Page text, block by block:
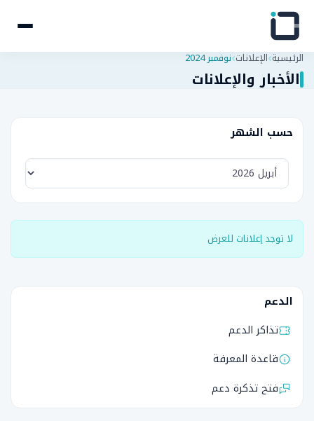
الرئيسية الإعلانات نوفمبر 2024
الأخبار والإعلانات
حسب الشهر
لا توجد إعلانات للعرض
الدعم
تذاكر الدعم
قاعدة المعرفة
فتح تذكرة دعم